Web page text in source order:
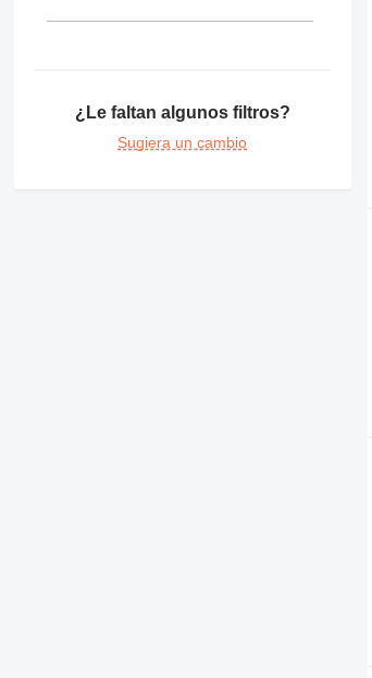
¿Le faltan algunos filtros?
Sugiera un cambio